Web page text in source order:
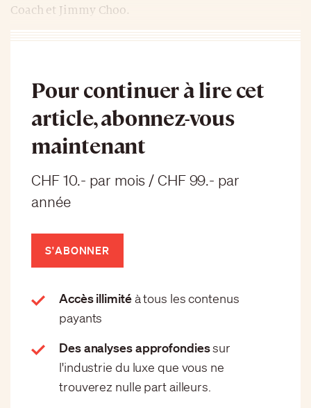
Coach et Jimmy Choo.
Pour continuer à lire cet
article, abonnez-vous
maintenant
CHF 10.- par mois / CHF 99.- par
année
S'ABONNER
Accès illimitéà tous les contenus
payants
Des analyses approfondiessur
l'industrie du luxe que vous ne
trouverez nulle part ailleurs.